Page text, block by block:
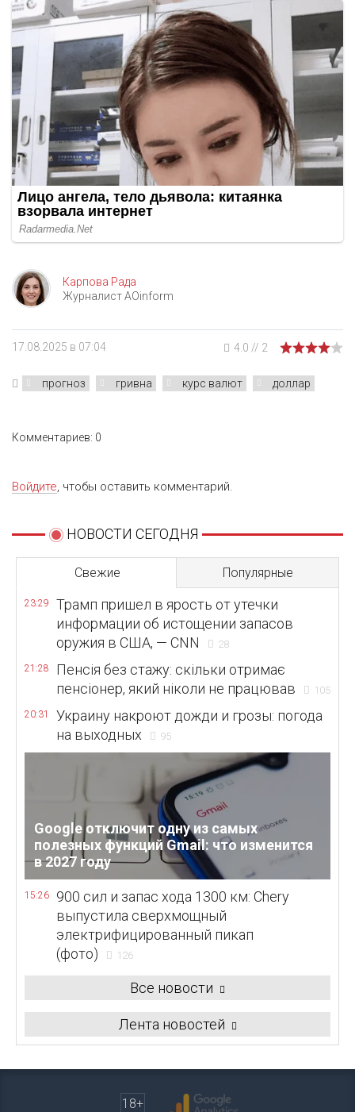
Карпова Рада
Журналист AOinform
17.08.2025 в 07:04 4.0 // 2
прогноз гривна курс валют доллар
Комментариев: 0
Войдите, чтобы оставить комментарий.
НОВОСТИ СЕГОДНЯ
Свежие Популярные
23:29
Трамп пришел в ярость от утечки
информации об истощении запасов
оружия в США, — CNN
28
21:28
Пенсія без стажу: скільки отримає
пенсіонер, який ніколи не працював
105
20:31
Украину накроют дожди и грозы: погода
на выходных
95
Google отключит одну из самых
полезных функций Gmail: что изменится
в 2027 году
15:26
900 сил и запас хода 1300 км: Chery
выпустила сверхмощный
электрифицированный пикап
(фото)
126
Все новости
Лента новостей
18+